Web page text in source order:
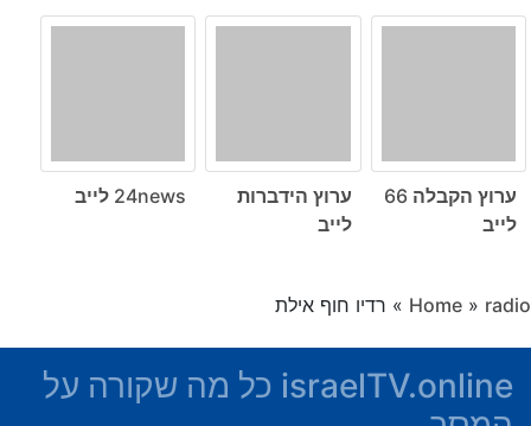
ערוץ הקבלה 66
לייב
ערוץ הידברות
לייב
24news לייב
Home » radio
» רדיו חוף אילת
israelTV.online כל מה שקורה על